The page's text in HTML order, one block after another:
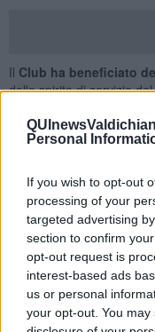
Personal
If you wish to opt-out
processing of your
targeted advertising
section to confirm
opt-out request is
interest-based ads
us or personal
your opt-out. You
Il Club ha beneficiato
dello spirito di servizio
familiari, con una buona
corso dell’anno sociale.
socialle esperienze ed
Lions oltre che del nostro
Il club ha contribuito a
comunità dialogando
hanno presentato
precedenti, come il
molto apprezzato, che
destinare al progetto
(classi I e II) condotto